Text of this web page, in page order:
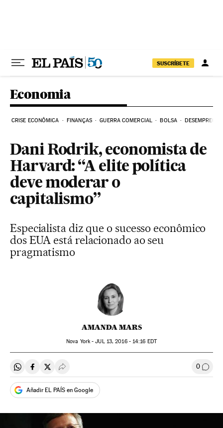
SUSCRÍBETE
Economia
CRISE ECONÔMICA FINANÇAS GUERRA COMERCIAL BOLSA DESEMPREGO
Dani Rodrik, economista de
Harvard: “A elite política
deve moderar o
capitalismo”
Especialista diz que o sucesso econômico
dos EUA está relacionado ao seu
pragmatismo
AMANDA MARS
Nova York -JUL13, 2016 - 14:16 EDT
Compartir en Whatsapp
Compartir en Facebook
Compartir en Twitter
Desplegar Redes Sociales 0
Añadir EL PAÍS en Google